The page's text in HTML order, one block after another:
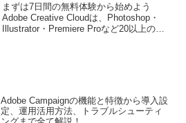
まずは7日間の無料体験から始めよう
Adobe Creative Cloudは、Photoshop・
Illustrator・Premiere Proなど20以上のア
Adobe Campaignの機能と特徴から導入設
定、運用活用方法、トラブルシューティ